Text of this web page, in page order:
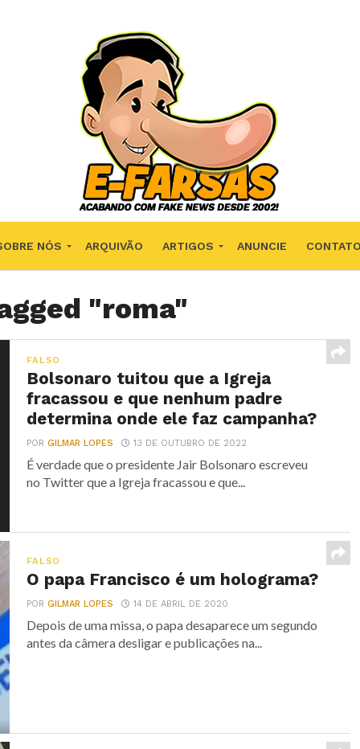
NÓS ARQUIVÃO ARTIGOS ANUNCIE
"roma"
FALSO
Bolsonaro tuitou que a Igreja
fracassou e que nenhum padre
determina onde ele faz campanha?
PORGILMAR LOPES 13 DE OUTUBRO DE 2022
É verdade que o presidente Jair Bolsonaro escreveu
no Twitter que a Igreja fracassou e que...
FALSO
O papa Francisco é um holograma?
PORGILMAR LOPES 14 DE ABRIL DE 2020
Depois de uma missa, o papa desaparece um segundo
antes da câmera desligar e publicações na...